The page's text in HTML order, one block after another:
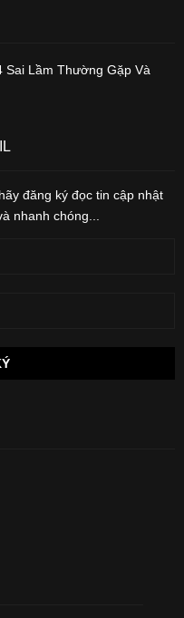
Sai Lầm Thường Gặp Và
đăng ký đọc tin cập nhật
nhanh chóng...